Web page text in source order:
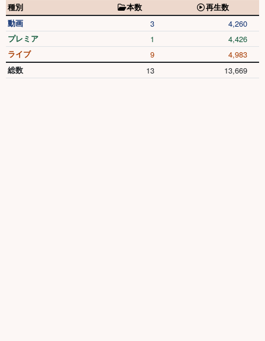
種別 本数
再生数
動画
3 4,260
プレミア 1 4,426
ライブ 9 4,983
総数 13 13,669